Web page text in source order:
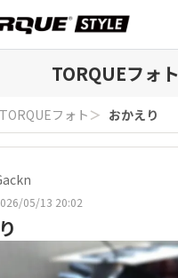
TORQUEフォト
TORQUEフォト ＞ おかえり
05/13 20:02